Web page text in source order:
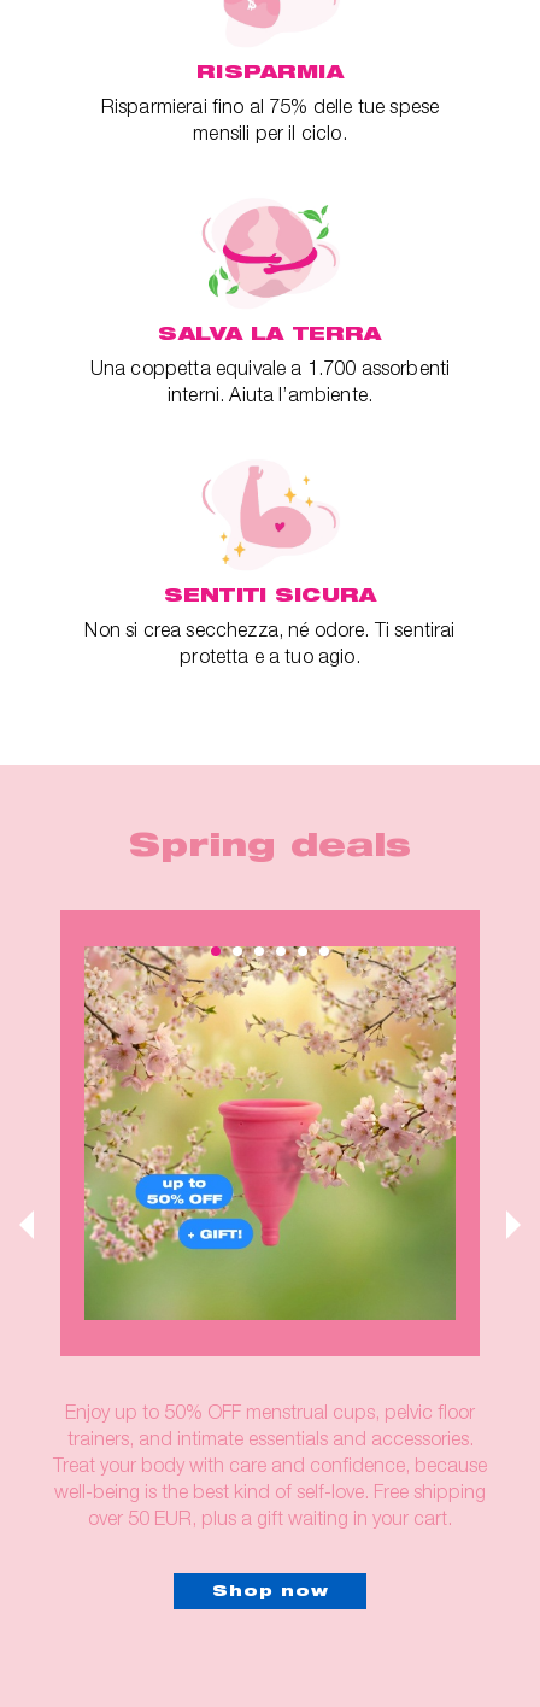
RISPARMIA
Risparmierai fino al 75% delle tue spese
mensili per il ciclo.
SALVA LA TERRA
Una coppetta equivale a 1.700 assorbenti
interni. Aiuta l’ambiente.
SENTITI SICURA
Non si crea secchezza, né odore. Ti sentirai
protetta e a tuo agio.
Spring deals
Enjoy up to 50% OFF menstrual cups, pelvic floor
trainers, and intimate essentials and accessories.
Treat your body with care and confidence, because
well-being is the best kind of self-love. Free shipping
over 50 EUR, plus a gift waiting in your cart.
Shop now